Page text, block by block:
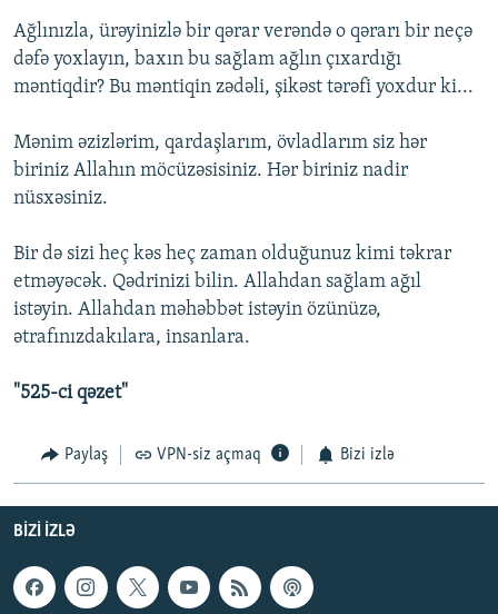
Ağlınızla, ürəyinizlə bir qərar verəndə o qərarı bir neçə
dəfə yoxlayın, baxın bu sağlam ağlın çıxardığı
məntiqdir? Bu məntiqin zədəli, şikəst tərəfi yoxdur ki...
Mənim əzizlərim, qardaşlarım, övladlarım siz hər
biriniz Allahın möcüzəsisiniz. Hər biriniz nadir
nüsxəsiniz.
Bir də sizi heç kəs heç zaman olduğunuz kimi təkrar
etməyəcək. Qədrinizi bilin. Allahdan sağlam ağıl
istəyin. Allahdan məhəbbət istəyin özünüzə,
ətrafınızdakılara, insanlara.
"525-ci qəzet"
Paylaş VPN-siz açmaq Bizi izlə
BIZI IZLƏ